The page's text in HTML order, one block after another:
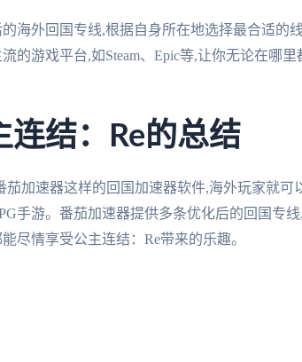
海外回国专线,根据自身所在地选择最合适的
的游戏平台,如Steam、Epic等,让你无论在哪
连结：Re的总结
茄加速器这样的回国加速器软件,海外玩家就可
手游。番茄加速器提供多条优化后的回国专
尽情享受公主连结：Re带来的乐趣。